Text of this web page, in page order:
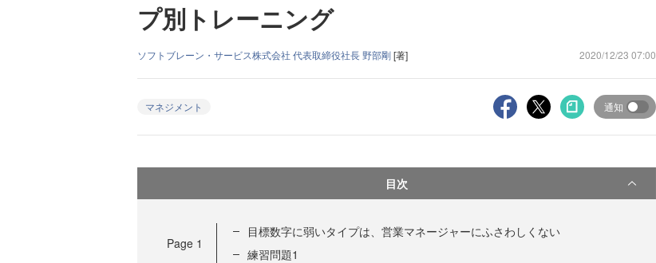
プ別トレーニング
ソフトブレーン・サービス株式会社 代表取締役社長 野部剛[著] 2020/12/23 07:00
マネジメント 通知
目次
Page 1
目標数字に弱いタイプは、営業マネージャーにふさわしくない
練習問題1